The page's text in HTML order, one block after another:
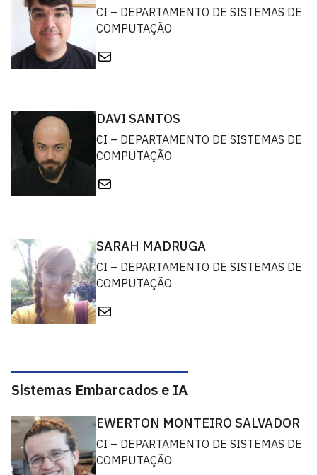
CI – DEPARTAMENTO DE SISTEMAS DE
COMPUTAÇÃO
E-mail
DAVI SANTOS
CI – DEPARTAMENTO DE SISTEMAS DE
COMPUTAÇÃO
E-mail
SARAH MADRUGA
CI – DEPARTAMENTO DE SISTEMAS DE
COMPUTAÇÃO
E-mail
Sistemas Embarcados e IA
EWERTON MONTEIRO SALVADOR
CI – DEPARTAMENTO DE SISTEMAS DE
COMPUTAÇÃO